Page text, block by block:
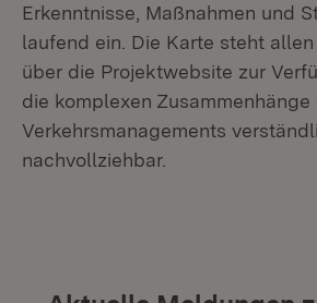
Erkenntnisse, Maßnahmen und
laufend ein. Die Karte steht
über die Projektwebsite zur
die komplexen
Verkehrsmanagements
nachvollziehbar.